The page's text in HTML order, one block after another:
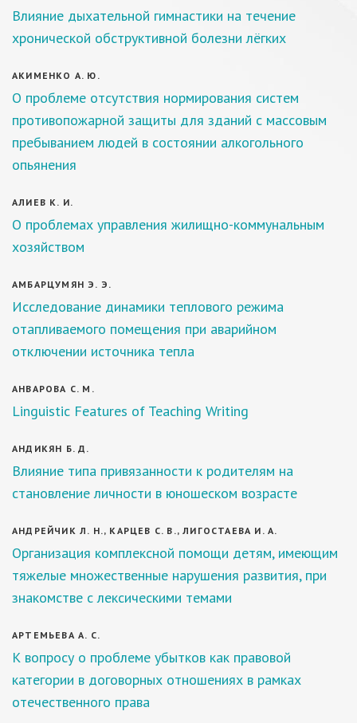
Влияние дыхательной гимнастики на течение
хронической обструктивной болезни лёгких
АКИМЕНКО А. Ю.
О проблеме отсутствия нормирования систем
противопожарной защиты для зданий с массовым
пребыванием людей в состоянии алкогольного
опьянения
АЛИЕВ К. И.
О проблемах управления жилищно-коммунальным
хозяйством
АМБАРЦУМЯН Э. Э.
Исследование динамики теплового режима
отапливаемого помещения при аварийном
отключении источника тепла
АНВАРОВА С. М.
Linguistic Features of Teaching Writing
АНДИКЯН Б. Д.
Влияние типа привязанности к родителям на
становление личности в юношеском возрасте
АНДРЕЙЧИК Л. Н., КАРЦЕВ С. В., ЛИГОСТАЕВА И. А.
Организация комплексной помощи детям, имеющим
тяжелые множественные нарушения развития, при
знакомстве с лексическими темами
АРТЕМЬЕВА А. С.
К вопросу о проблеме убытков как правовой
категории в договорных отношениях в рамках
отечественного права